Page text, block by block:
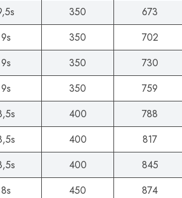
350 673
9s 350 702
9s 350 730
9s 350 759
400 788
400 817
400 845
8s 450 874